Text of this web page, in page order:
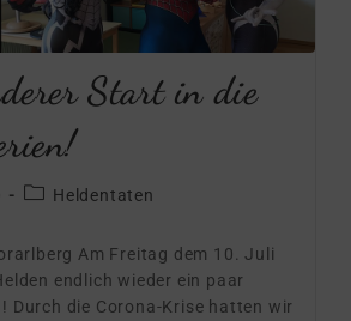
Start in die
Heldentaten
Am Freitag dem 10. Juli
endlich wieder ein paar
Durch die Corona-Krise hatten wir